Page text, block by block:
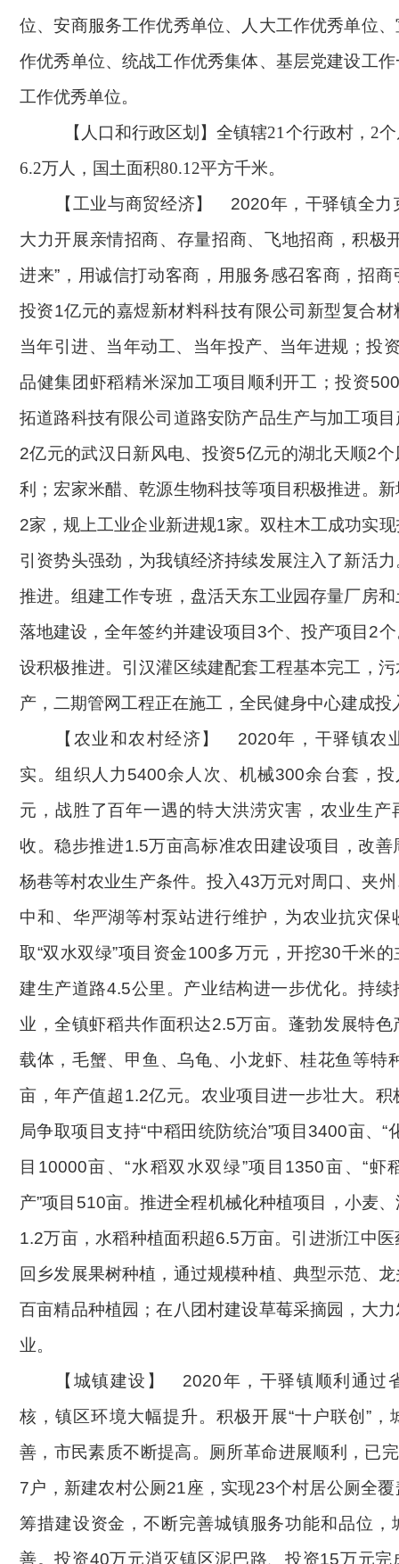
位、安商服务工作优秀单位、人大工作优秀单位
作优秀单位、统战工作优秀集体、基层党建设工
工作优秀单位。
【人口和行政区划】全镇辖21个行政村，2
6.2万人，国土面积80.12平方千米。
【工业与商贸经济】
2020年， 干驿镇全力
大力开展亲情招商、存量招商、飞地招商，积极
进来”，用诚信打动客商，用服务感召客商， 招商
投资1亿元的嘉煜新材料科技有限公司新型复合
当年引进、当年动工、当年投产、当年进规；投
品健集团虾稻精米深加工项目顺利开工；投资
拓道路科技有限公司道路安防产品生产与加工项
2亿元的武汉日新风电、投资5亿元的湖北天顺2
利；宏家米醋、乾源生物科技等项目积极推进。
2家，规上工业企业新进规1家。双柱木工成功实
引资势头强劲，为我镇经济持续发展注入了新活力
推进。 组建工作专班，盘活天东工业园存量厂房
落地建设，全年签约并建设项目 3个、投产项目2个
设积极推进。引汉灌区续建配套工程基本完工，
产，二期管网工程正在施工，全民健身中心建成投
【农业和农村经济】
2020年，干驿镇农
实。组织人力 5400余人次、机械300余台套，
元，战胜了百年一遇的特大洪涝灾害，农业生产
收。稳步推进1.5万亩高标准农田建设项目，改善
杨巷等村农业生产条件。 投入43万元对周口、夹
中和、华严湖等村泵站进行维护，为农业抗灾保
取“双水双绿”项目资金100多万元，开挖30千米
建生产道路4.5公里。 产业结构进一步优化。持续
业，全镇虾稻共作面积达2.5万亩。蓬勃发展特
载体，毛蟹、甲鱼、乌龟、小龙虾、桂花鱼等特
亩，年产值超1.2亿元。 农业项目进一步壮大。积
局争取项目支持“中稻田统防统治”项目3400亩、“
目10000亩、“水稻双水双绿”项目1350亩、“虾
产”项目510亩。推进全程机械化种植项目，小麦
1.2万亩，水稻种植面积超6.5万亩。引进浙江中
回乡发展果树种植 ， 通过规模种植、典型示范、
百亩精品种植园；在八团村建设草莓采摘园， 大力
业。
【城镇建设】
2020年，干驿镇顺利通过
核，镇区环境大幅提升。积极开展“十户联创”，
善，市民素质不断提高。厕所革命进展顺利，已
7户，新建农村公厕21座，实现23个村居公厕全覆
筹措建设资金，不断完善城镇服务功能和品位，
善。投资40万元消灭镇区泥巴路、投资15万元完